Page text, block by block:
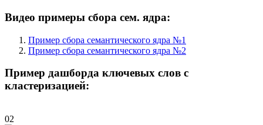
Видео примеры сбора сем. ядра:
Пример сбора семантического ядра №1
Пример сбора семантического ядра №2
Пример дашборда ключевых слов с
кластеризацией:
02